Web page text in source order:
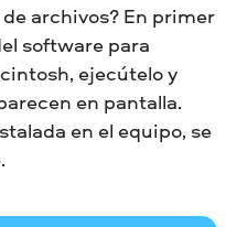
archivos? En primer
software para
ejecútelo y
en pantalla.
en el equipo, se